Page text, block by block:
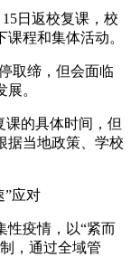
日返校复课，校
程和集体活动。
取缔，但会面临
。
课的具体时间，但
据当地政策、学校
”应对
性疫情，以“紧而
，通过全域管